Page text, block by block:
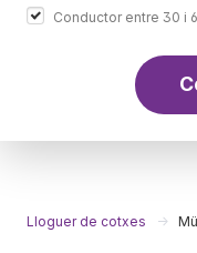
Conductor entre 30 i
Lloguer de cotxes